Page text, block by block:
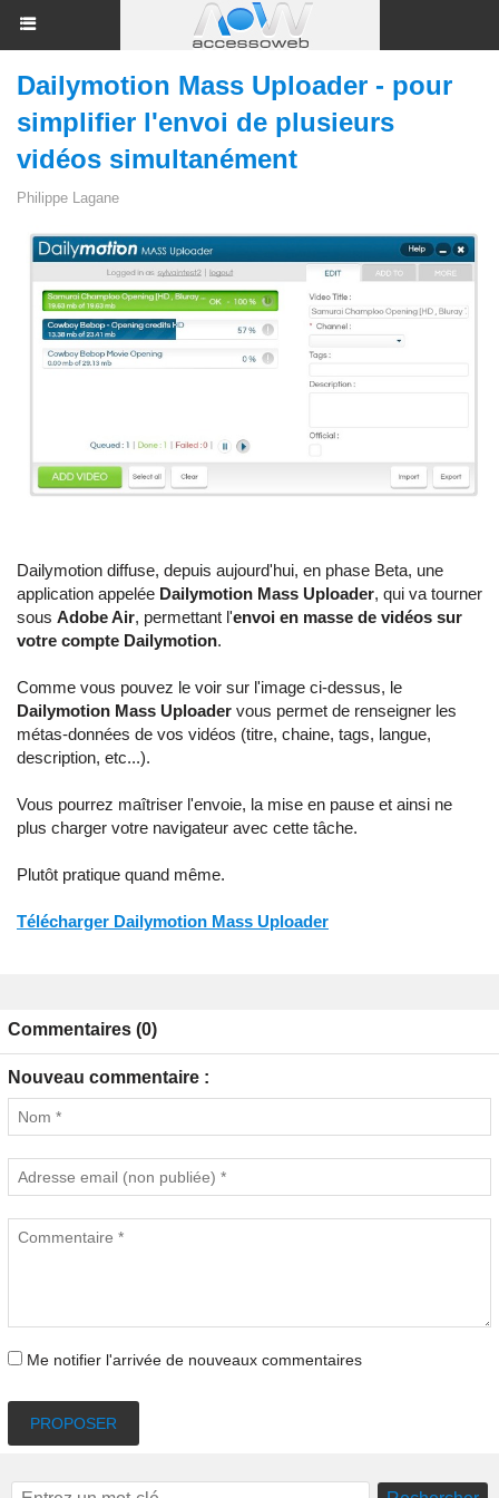
Dailymotion Mass Uploader - pour
simplifier l'envoi de plusieurs
vidéos simultanément
Philippe Lagane
Dailymotion diffuse, depuis aujourd'hui, en phase Beta, une
application appelée Dailymotion Mass Uploader, qui va tourner
sous Adobe Air, permettant l'envoi en masse de vidéos sur
votre compte Dailymotion.
Comme vous pouvez le voir sur l'image ci-dessus, le
Dailymotion Mass Uploader vous permet de renseigner les
métas-données de vos vidéos (titre, chaine, tags, langue,
description, etc...).
Vous pourrez maîtriser l'envoie, la mise en pause et ainsi ne
plus charger votre navigateur avec cette tâche.
Plutôt pratique quand même.
Télécharger Dailymotion Mass Uploader
Commentaires (0)
Nouveau commentaire :
Me notifier l'arrivée de nouveaux commentaires
PROPOSER